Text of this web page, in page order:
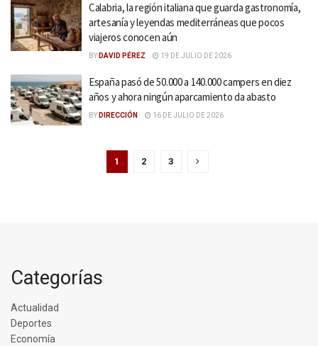
Calabria, la región italiana que guarda gastronomía,
artesanía y leyendas mediterráneas que pocos
viajeros conocen aún
BY DAVID PÉREZ 19 DE JULIO DE 2026
España pasó de 50.000 a 140.000 campers en diez
años y ahora ningún aparcamiento da abasto
BY DIRECCIÓN 16 DE JULIO DE 2026
1 2 3
Categorías
Actualidad
Deportes
Economía